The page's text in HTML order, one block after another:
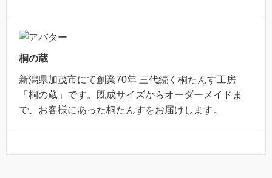
桐の蔵
新潟県加茂市にて創業70年 三代続く桐たんす工房
「桐の蔵」です。既成サイズからオーダーメイドま
で、お客様にあった桐たんすをお届けします。